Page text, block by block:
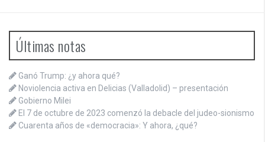
Últimas notas
Ganó Trump: ¿y ahora qué?
Noviolencia activa en Delicias (Valladolid) – presentación
Gobierno Milei
El 7 de octubre de 2023 comenzó la debacle del judeo-sionismo
Cuarenta años de «democracia»: Y ahora, ¿qué?